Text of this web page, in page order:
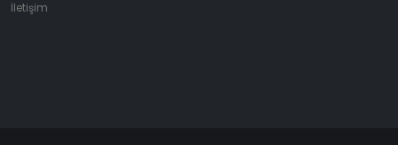
İletişim